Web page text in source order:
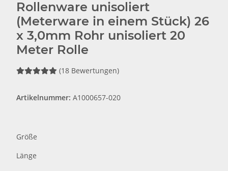
Rollenware unisoliert
(Meterware in einem Stück) 26
x 3,0mm Rohr unisoliert 20
Meter Rolle
(18 Bewertungen)
Artikelnummer: A1000657-020
Größe
Länge